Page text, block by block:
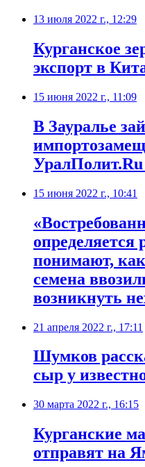
13 июля 2022 г., 12:29
Курганское
экспорт в
15 июня 2022 г., 11:09
В Зауралье
УралПолит.Ru
15 июня 2022 г., 10:41
понимают,
семена
возникнуть
21 апреля 2022 г., 17:11
Шумков
сыр у
30 марта 2022 г., 16:15
Курганские
отправят на